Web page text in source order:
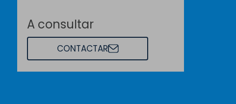
A consultar
CONTACTAR